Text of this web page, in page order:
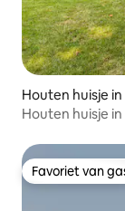
Houten huisje in
Houten huisje
Favoriet van
Favoriet van